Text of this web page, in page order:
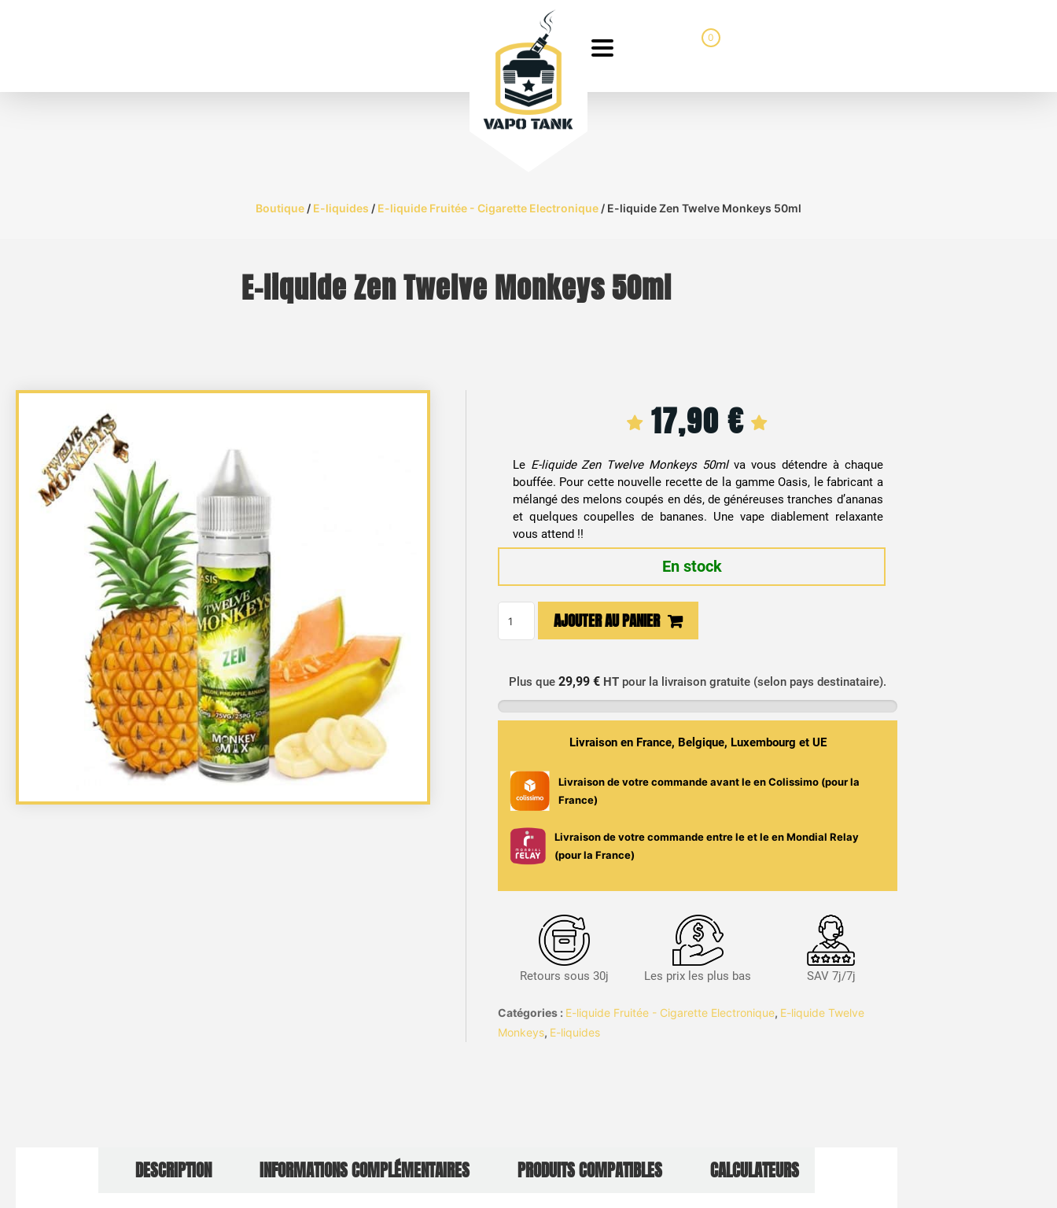
0
Boutique / E-liquides / E-liquide Fruitée - Cigarette Electronique / E-liquide Zen Twelve Monkeys 50ml
E-liquide Zen Twelve Monkeys 50ml
17,90€
Le E-liquide Zen Twelve Monkeys 50mlva vous détendre à chaque
bouffée. Pour cette nouvelle recette de la gamme Oasis, le fabricant a
mélangé des melons coupés en dés, de généreuses tranches d’ananas
et quelques coupelles de bananes. Une vape diablement relaxante
vous attend !!
En stock
Zen
Twelve
AJOUTER AU PANIER
Plus que29,99 € HT pour la livraison gratuite (selon pays destinataire).
Livraison en France, Belgique, Luxembourg et UE
Livraison de votre commande avant leen Colissimo (pour la
France)
Livraison de votre commande entre leet leen Mondial Relay
(pour la France)
Retours sous 30j Les prix les plus bas SAV 7j/7j
Catégories : E-liquide Fruitée - Cigarette Electronique, E-liquide Twelve
Monkeys, E-liquides
DESCRIPTION INFORMATIONS COMPLÉMENTAIRES PRODUITS COMPATIBLES CALCULATEURS